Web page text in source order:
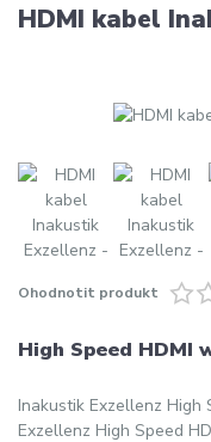
HDMI kabel
Ohodnotit produkt
High Speed ​​HDMI
Inakustik Exzellenz High
Exzellenz High Speed